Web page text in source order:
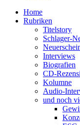
Home
Rubriken
Titelstory
Schlager-
Interviews
Biografien
CD-
Kolumne
Audio-
und noch